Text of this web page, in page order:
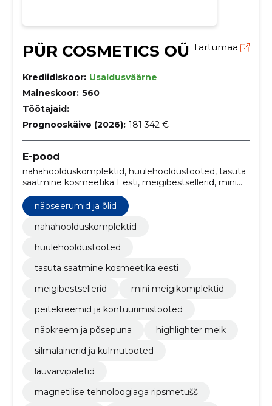
PÜR COSMETICS OÜ Tartumaa
Krediidiskoor: Usaldusväärne
Maineskoor: 560
Töötajaid: –
Prognooskäive (2026): 181 342 €
E-pood
nahahoolduskomplektid, huulehooldustooted, tasuta
saatmine kosmeetika Eesti, meigibestsellerid, mini
näokreem ja põsepuna, highlighter meik, silmalainerid
ja kulmutooted, lauvärvipaletid
näoseerumid ja õlid
nahahoolduskomplektid
huulehooldustooted
tasuta saatmine kosmeetika eesti
meigibestsellerid
mini meigikomplektid
peitekreemid ja kontuurimistooted
näokreem ja põsepuna
highlighter meik
silmalainerid ja kulmutooted
lauvärvipaletid
magnetilise tehnoloogiaga ripsmetušš